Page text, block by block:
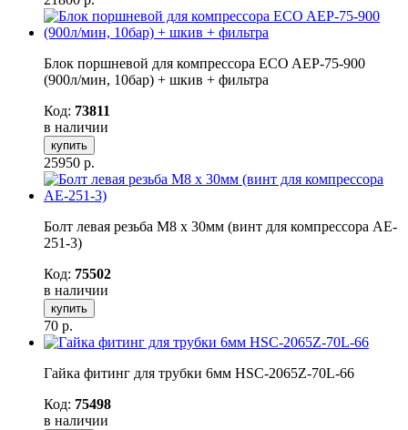
Блок поршневой для компрессора ECO AEP-75-900
(900л/мин, 10бар) + шкив + фильтра
Код: 73811
в наличии
купить
25950 р.
Болт левая резьба М8 х 30мм (винт для компрессора AE-
251-3)
Код: 75502
в наличии
купить
70 р.
Гайка фитинг для трубки 6мм HSC-2065Z-70L-66
Код: 75498
в наличии